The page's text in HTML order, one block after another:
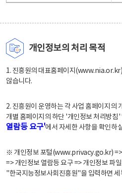
개인정보의 처리 목적
1. 진흥원의 대표홈페이지
않습니다.
2. 진흥원이 운영하는 각 사업 홈페이지의
개별 홈페이지의 하단 '개인정보 처리방침'
열람등 요구'에서 자세한 사항을 확인하
※ 개인정보 포털(www.privacy.go.kr) =>
=> 개인정보 열람등 요구 => 개인정보 파
"한국지능정보사회진흥원"을 입력하면 세